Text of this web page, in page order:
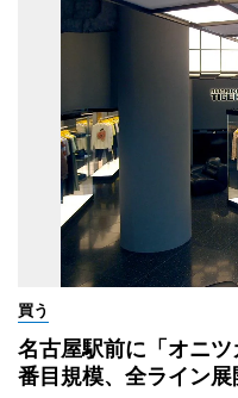
買う
名古屋駅前に「オニ
番目規模、全ライン展